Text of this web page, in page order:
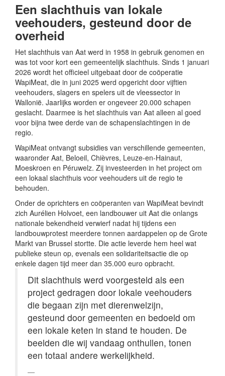
Een slachthuis van lokale
veehouders, gesteund door de
overheid
Het slachthuis van Aat werd in 1958 in gebruik genomen en
was tot voor kort een gemeentelijk slachthuis. Sinds 1 januari
2026 wordt het officieel uitgebaat door de coöperatie
WapiMeat, die in juni 2025 werd opgericht door vijftien
veehouders, slagers en spelers uit de vleessector in
Wallonië. Jaarlijks worden er ongeveer 20.000 schapen
geslacht. Daarmee is het slachthuis van Aat alleen al goed
voor bijna twee derde van de schapenslachtingen in de
regio.
WapiMeat ontvangt subsidies van verschillende gemeenten,
waaronder Aat, Beloeil, Chièvres, Leuze-en-Hainaut,
Moeskroen en Péruwelz. Zij investeerden in het project om
een lokaal slachthuis voor veehouders uit de regio te
behouden.
Onder de oprichters en coöperanten van WapiMeat bevindt
zich Aurélien Holvoet, een landbouwer uit Aat die onlangs
nationale bekendheid verwierf nadat hij tijdens een
landbouwprotest meerdere tonnen aardappelen op de Grote
Markt van Brussel stortte. Die actie leverde hem heel wat
publieke steun op, evenals een solidariteitsactie die op
enkele dagen tijd meer dan 35.000 euro opbracht.
Dit slachthuis werd voorgesteld als een
project gedragen door lokale veehouders
die begaan zijn met dierenwelzijn,
gesteund door gemeenten en bedoeld om
een lokale keten in stand te houden. De
beelden die wij vandaag onthullen, tonen
een totaal andere werkelijkheid.